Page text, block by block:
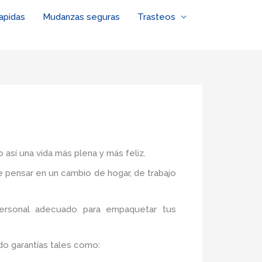
Mudanzas seguras
Trasteos
una vida más plena y más feliz.
en un cambio de hogar, de trabajo
adecuado para empaquetar tus
garantías tales como: